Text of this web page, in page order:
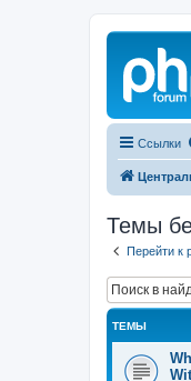
Ссылки
Темы
Перейти к
ТЕМЫ